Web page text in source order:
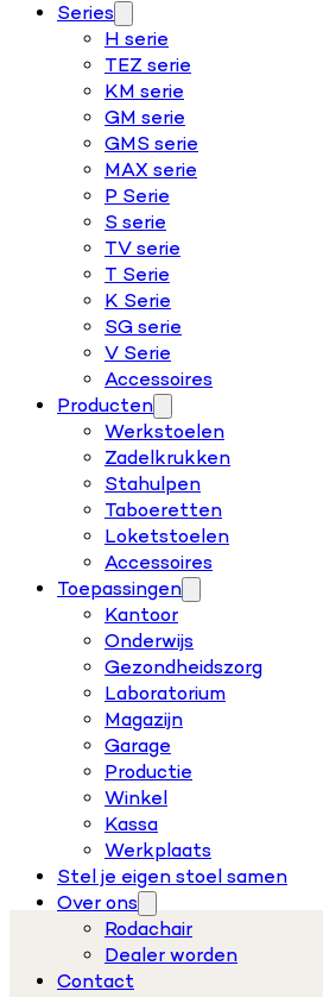
Series
H serie
TEZ serie
KM serie
GM serie
GMS serie
MAX serie
P Serie
S serie
TV serie
T Serie
K Serie
SG serie
V Serie
Accessoires
Producten
Werkstoelen
Zadelkrukken
Stahulpen
Taboeretten
Loketstoelen
Accessoires
Toepassingen
Kantoor
Onderwijs
Gezondheidszorg
Laboratorium
Magazijn
Garage
Productie
Winkel
Kassa
Werkplaats
Stel je eigen stoel samen
Over ons
Rodachair
Dealer worden
Contact